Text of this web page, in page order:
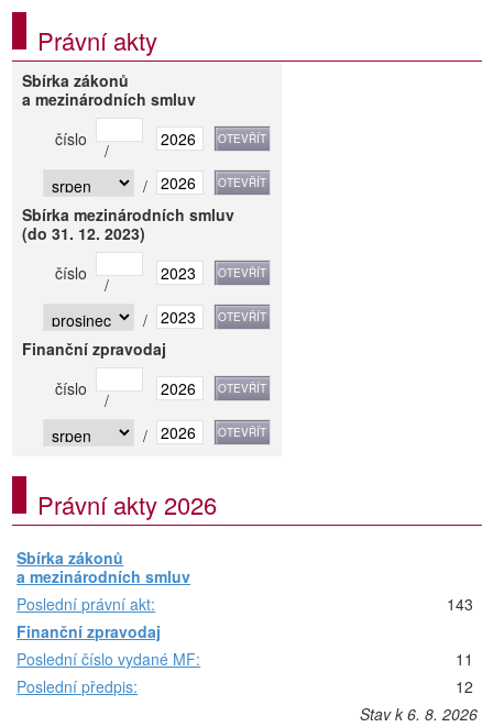
Právní akty
Sbírka zákonů
a mezinárodních smluv
číslo
/
/
Sbírka mezinárodních smluv
(do 31. 12. 2023)
číslo
/
/
Finanční zpravodaj
číslo
/
/
Právní akty 2026
Sbírka zákonů
a mezinárodních smluv
Poslední právní akt:
143
Finanční zpravodaj
Poslední číslo vydané MF:
11
Poslední předpis:
12
Stav k 6. 8. 2026